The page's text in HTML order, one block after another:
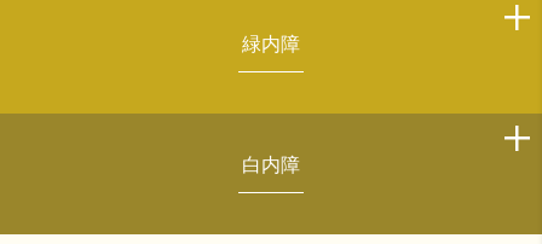
緑内障
白内障